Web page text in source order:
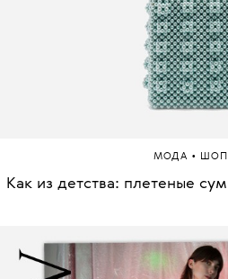
МОДА •
Как из детства: плетеные